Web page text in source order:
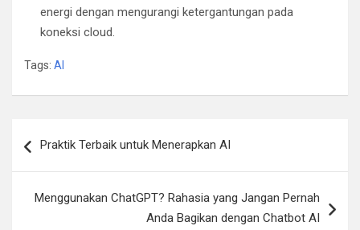
energi dengan mengurangi ketergantungan pada
koneksi cloud.
Tags: AI
navigation
Praktik Terbaik untuk Menerapkan AI
Menggunakan ChatGPT? Rahasia yang Jangan Pernah
Anda Bagikan dengan Chatbot AI